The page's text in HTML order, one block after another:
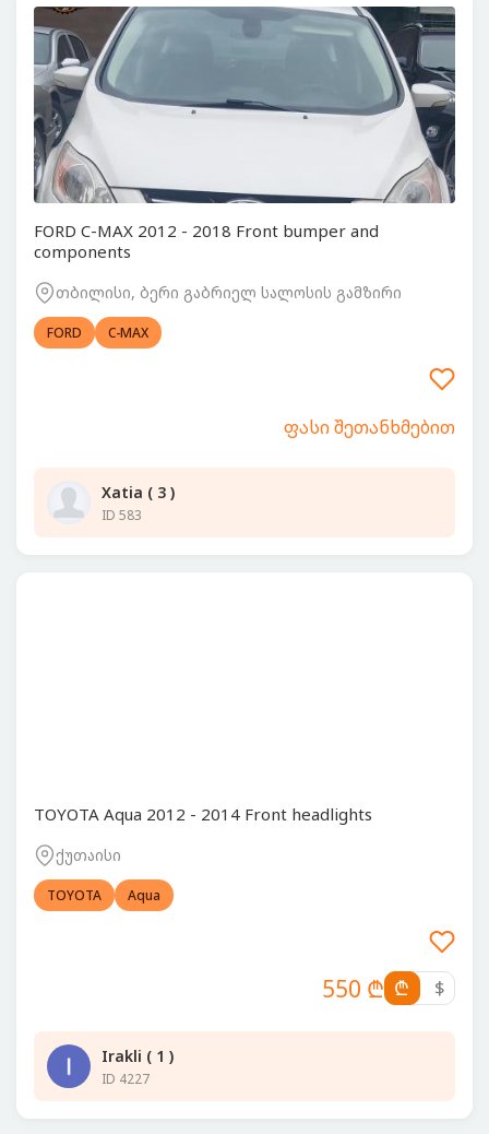
FORD C-MAX 2012 - 2018 Front bumper and
components
თბილისი, ბერი გაბრიელ სალოსის გამზირი
FORD C-MAX
ფასი შეთანხმებით
Xatia ( 3 )
ID 583
TOYOTA Aqua 2012 - 2014 Front headlights
ქუთაისი
TOYOTA Aqua
550 ₾ ₾ $
Irakli ( 1 )
ID 4227